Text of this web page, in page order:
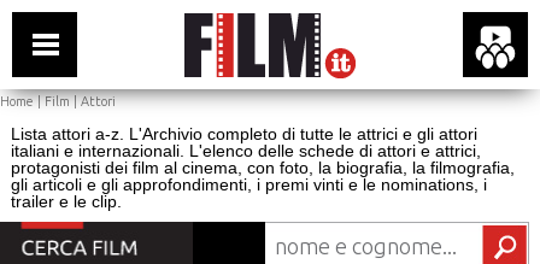
Home|Film|Attori
Lista attori a-z. L'Archivio completo di tutte le attrici e gli attori
italiani e internazionali. L'elenco delle schede di attori e attrici,
protagonisti dei film al cinema, con foto, la biografia, la filmografia,
gli articoli e gli approfondimenti, i premi vinti e le nominations, i
trailer e le clip.